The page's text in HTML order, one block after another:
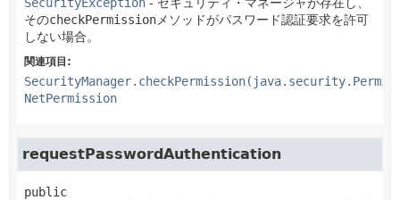
そのcheckPermission メソッドがパスワード認証要求を許可
しない場合。
関連項目:
NetPermission
requestPasswordAuthentication
public